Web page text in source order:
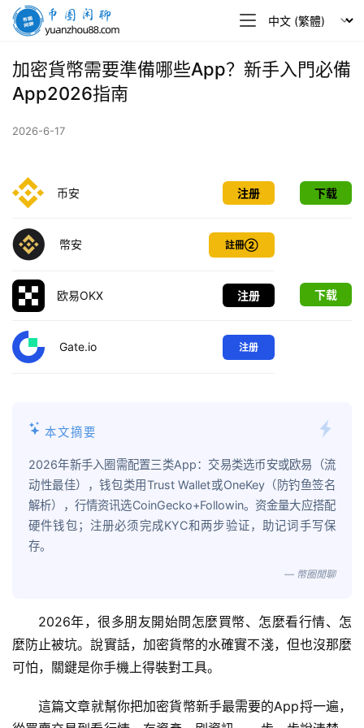
幣
閒
聊
加密貨幣需要準備哪些App？新手入門必備
App2026指南
2026-6-17
币安 注册 下载
幣安 註冊②
欧易OKX 注册 下载
Gate.io 注册
本文摘要
2026年新手入圈需配置三类App：交易类选币安或欧易（流
动性最佳），钱包类用Trust Wallet或OneKey（防钓鱼签名
解析），行情资讯选CoinGecko+Followin。资金量大应搭配
硬件钱包；注册必须完成KYC和两步验证，助记词手写保
存。
— 幣圈閒聊
2026年，很多朋友開始問怎麼買幣、怎麼看行情、怎
麼防止被坑。說實話，加密貨幣的水確實不淺，但也沒那麼
可怕，關鍵是你手機上得裝對工具。
這篇文章就幫你把加密貨幣新手最需要的App捋一遍，